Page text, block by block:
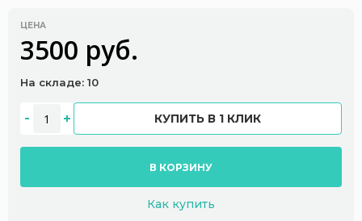
ЦЕНА
3500 руб.
На складе: 10
КУПИТЬ В 1 КЛИК
В КОРЗИНУ
Как купить